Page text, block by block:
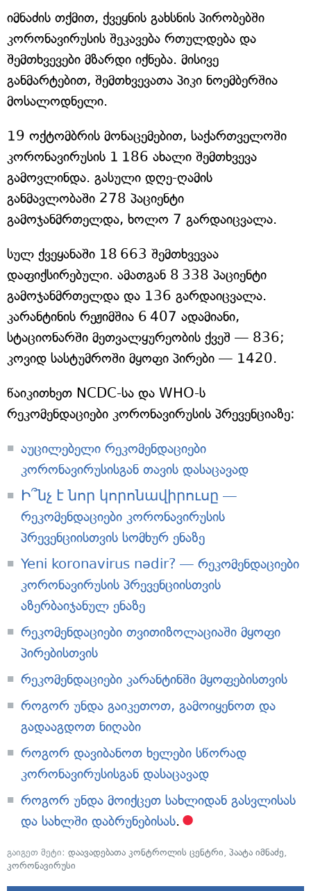
იმნაძის თქმით, ქვეყნის გახსნის პირობებში
კორონავირუსის შეკავება რთულდება და
შემთხვევები მზარდი იქნება. მისივე
განმარტებით, შემთხვევათა პიკი ნოემბერშია
მოსალოდნელი.
19 ოქტომბრის მონაცემებით, საქართველოში
კორონავირუსის 1 186 ახალი შემთხვევა
გამოვლინდა. გასული დღე-ღამის
განმავლობაში 278 პაციენტი
გამოჯანმრთელდა, ხოლო 7 გარდაიცვალა.
სულ ქვეყანაში 18 663 შემთხვევაა
დაფიქსირებული. ამათგან 8 338 პაციენტი
გამოჯანმრთელდა და 136 გარდაიცვალა.
კარანტინის რეჟიმშია 6 407 ადამიანი,
სტაციონარში მეთვალყურეობის ქვეშ — 836;
კოვიდ სასტუმროში მყოფი პირები — 1420.
წაიკითხეთ NCDC-სა და WHO-ს
რეკომენდაციები კორონავირუსის პრევენციაზე:
აუცილებელი რეკომენდაციები
კორონავირუსისგან თავის დასაცავად
Ի՞նչ է նոր կորոնավիրուսը —
რეკომენდაციები კორონავირუსის
პრევენციისთვის სომხურ ენაზე
Yeni koronavirus nədir? — რეკომენდაციები
კორონავირუსის პრევენციისთვის
აზერბაიჯანულ ენაზე
რეკომენდაციები თვითიზოლაციაში მყოფი
პირებისთვის
რეკომენდაციები კარანტინში მყოფებისთვის
როგორ უნდა გაიკეთოთ, გამოიყენოთ და
გადააგდოთ ნიღაბი
როგორ დავიბანოთ ხელები სწორად
კორონავირუსისგან დასაცავად
როგორ უნდა მოიქცეთ სახლიდან გასვლისას
და სახლში დაბრუნებისას.
გაიგეთ მეტი: დაავადებათა კონტროლის ცენტრი, პაატა იმნაძე,
კორონავირუსი